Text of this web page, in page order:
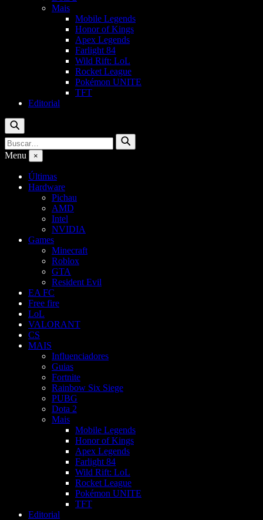
Mais
Mobile Legends
Honor of Kings
Apex Legends
Farlight 84
Wild Rift: LoL
Rocket League
Pokémon UNITE
TFT
Editorial
Buscar
Buscar
por:
Buscar
Menu ×
Últimas
Hardware
Pichau
AMD
Intel
NVIDIA
Games
Minecraft
Roblox
GTA
Resident Evil
EA FC
Free fire
LoL
VALORANT
CS
MAIS
Influenciadores
Guias
Fortnite
Rainbow Six Siege
PUBG
Dota 2
Mais
Mobile Legends
Honor of Kings
Apex Legends
Farlight 84
Wild Rift: LoL
Rocket League
Pokémon UNITE
TFT
Editorial